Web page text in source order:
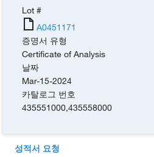
Lot #
A0451171
증명서 유형
Certificate of Analysis
날짜
Mar-15-2024
카탈로그 번호
435551000,435558000
성적서 요청